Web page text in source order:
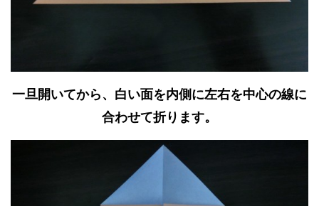
一旦開いてから、白い面を内側に左右を中心の線に
合わせて折ります。